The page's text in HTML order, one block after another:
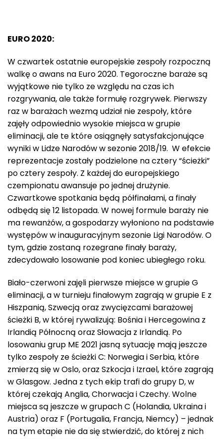
EURO 2020:
W czwartek ostatnie europejskie zespoły rozpoczną
walkę o awans na Euro 2020. Tegoroczne baraże są
wyjątkowe nie tylko ze względu na czas ich
rozgrywania, ale także formułę rozgrywek. Pierwszy
raz w barażach wezmą udział nie zespoły, które
zajęły odpowiednio wysokie miejsca w grupie
eliminacji, ale te które osiągnęły satysfakcjonujące
wyniki w Lidze Narodów w sezonie 2018/19. W efekcie
reprezentacje zostały podzielone na cztery “ścieżki”
po cztery zespoły. Z każdej do europejskiego
czempionatu awansuje po jednej drużynie.
Czwartkowe spotkania będą półfinałami, a finały
odbędą się 12 listopada. W nowej formule baraży nie
ma rewanżów, a gospodarzy wyłoniono na podstawie
występów w inauguracyjnym sezonie Ligi Narodów. O
tym, gdzie zostaną rozegrane finały baraży,
zdecydowało losowanie pod koniec ubiegłego roku.
Biało-czerwoni zajęli pierwsze miejsce w grupie G
eliminacji, a w turnieju finałowym zagrają w grupie E z
Hiszpanią, Szwecją oraz zwycięzcami barażowej
ścieżki B, w której rywalizują: Bośnia i Hercegowina z
Irlandią Północną oraz Słowacja z Irlandią. Po
losowaniu grup ME 2021 jasną sytuację mają jeszcze
tylko zespoły ze ścieżki C: Norwegia i Serbia, które
zmierzą się w Oslo, oraz Szkocja i Izrael, które zagrają
w Glasgow. Jedna z tych ekip trafi do grupy D, w
której czekają Anglia, Chorwacja i Czechy. Wolne
miejsca są jeszcze w grupach C (Holandia, Ukraina i
Austria) oraz F (Portugalia, Francja, Niemcy) – jednak
na tym etapie nie da się stwierdzić, do której z nich